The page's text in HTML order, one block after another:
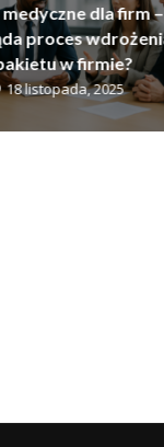
dla firm
proces
w firmie?
18 listopada, 2025